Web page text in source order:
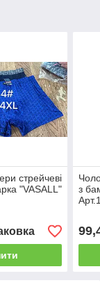
стрейчеві
"VASALL"
з